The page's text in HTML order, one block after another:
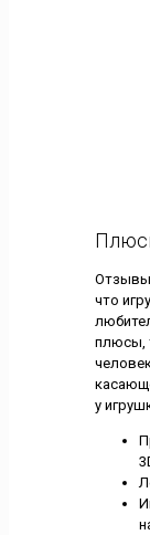
Отзывы
что
плюсы,
у